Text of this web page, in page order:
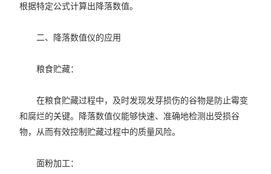
根据特定公式计算出降落数值。
二、降落数值仪的应用
粮食贮藏：
在粮食贮藏过程中，及时发现发芽损伤的谷物是防止霉变
和腐烂的关键。降落数值仪能够快速、准确地检测出受损谷
物，从而有效控制贮藏过程中的质量风险。
面粉加工：